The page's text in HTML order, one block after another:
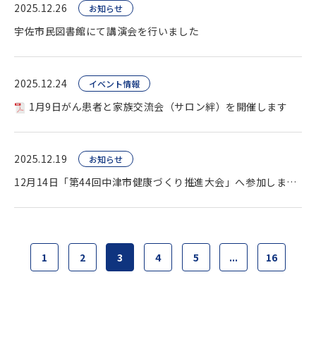
2025.12.26 お知らせ
宇佐市民図書館にて講演会を行いました
2025.12.24 イベント情報
1月9日がん患者と家族交流会（サロン絆）を開催します
2025.12.19 お知らせ
12月14日「第44回中津市健康づくり推進大会」へ参加しました
1 2 3 4 5 ... 16